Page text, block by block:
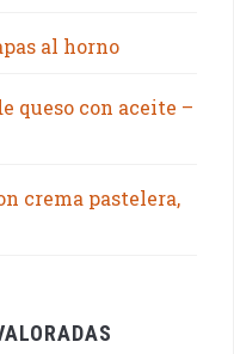
al horno
queso con aceite –
crema pastelera,